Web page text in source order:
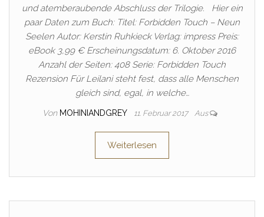
und atemberaubende Abschluss der Trilogie. Hier ein
paar Daten zum Buch: Titel: Forbidden Touch – Neun
Seelen Autor: Kerstin Ruhkieck Verlag: impress Preis:
eBook 3,99 € Erscheinungsdatum: 6. Oktober 2016
Anzahl der Seiten: 408 Serie: Forbidden Touch
Rezension Für Leilani steht fest, dass alle Menschen
gleich sind, egal, in welche…
Von MOHINIANDGREY 11. Februar 2017 Aus
Weiterlesen